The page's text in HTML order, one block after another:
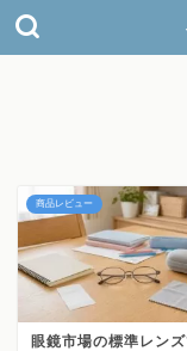
索
キ
商品レビュー
眼鏡市場の標準レン